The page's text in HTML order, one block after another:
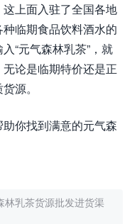
上面入驻了全国各地
临期食品饮料酒水的
“元气森林乳茶”，就
论是临期特价还是正
源。
你找到满意的元气森
林乳茶货源批发进货渠